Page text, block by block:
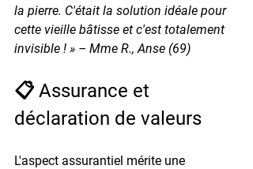
la pierre. C'était la solution idéale pour
cette vieille bâtisse et c'est totalement
invisible ! » – Mme R., Anse (69)
📋 Assurance et
déclaration de valeurs
L'aspect assurantiel mérite une